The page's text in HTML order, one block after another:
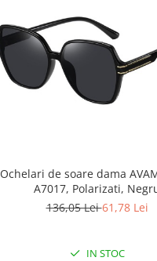
Ochelari de soare dama
A7017, Polarizati,
136,05 Lei61,78 Lei
IN STOC